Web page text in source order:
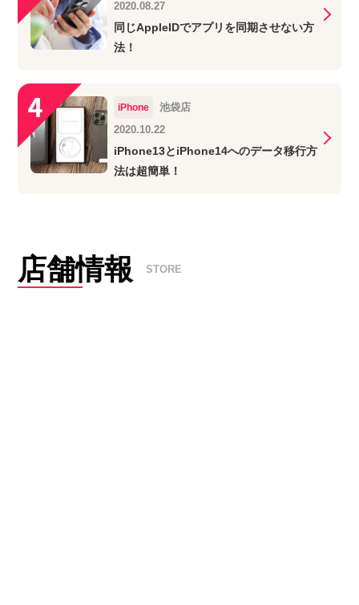
2020.08.27
同じAppleIDでアプリを同期させない方
法！
iPhone
池袋店
2020.10.22
iPhone13とiPhone14へのデータ移行方
法は超簡単！
店舗情報 STORE